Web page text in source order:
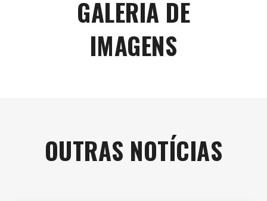
GALERIA DE
IMAGENS
OUTRAS NOTÍCIAS